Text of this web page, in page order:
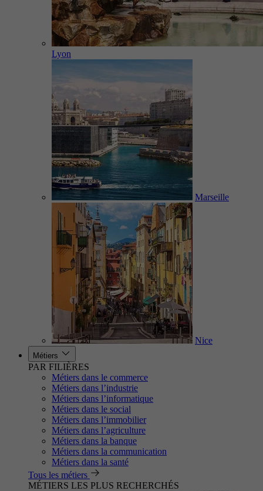
Lyon
Marseille
Nice
Métiers
PAR FILIÈRES
Métiers dans le commerce
Métiers dans l’industrie
Métiers dans l’informatique
Métiers dans le social
Métiers dans l’immobilier
Métiers dans l’agriculture
Métiers dans la banque
Métiers dans la communication
Métiers dans la santé
Tous les métiers
MÉTIERS LES PLUS RECHERCHÉS